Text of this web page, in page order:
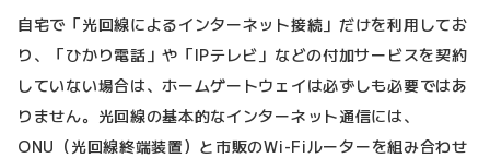
自宅で「光回線によるインターネット接続」だけを利用してお
り、「ひかり電話」や「IPテレビ」などの付加サービスを契約
していない場合は、ホームゲートウェイは必ずしも必要ではあ
りません。光回線の基本的なインターネット通信には、
ONU（光回線終端装置）と市販のWi-Fiルーターを組み合わせ